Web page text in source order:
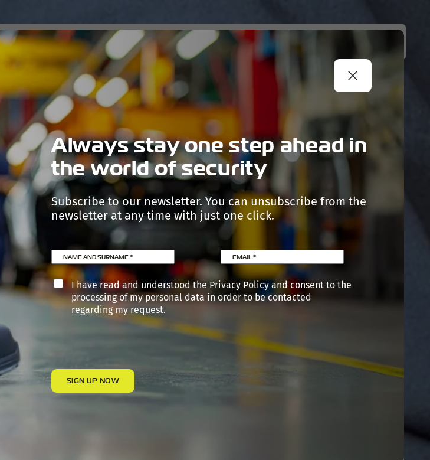
TECHNOLOGIES PRODUCTION COMPANY NEWS CONTACTS
Always stay one step ahead in
the world of security
Subscribe to our newsletter. You can unsubscribe from the
newsletter at any time with just one click.
NAME AND SURNAME* EMAIL *
I have read and understood the Privacy Policy and consent to the
processing of my personal data in order to be contacted
regarding my request.
SIGN UP NOW